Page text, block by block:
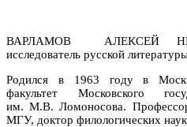
ВАРЛАМОВ
АЛЕКСЕЙ
исследователь русской
Родился в 1963 году в
факультет Московского
им. М.В. Ломоносова. Профессор
МГУ, доктор филологических